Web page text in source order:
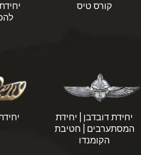
קורס טיס
יחידת דובדבן | יחידת
המסתערבים | חטיבת
הקומנדו